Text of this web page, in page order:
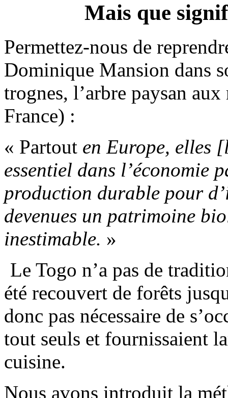
Mais que
Permettez-nous de
Dominique Mansion dans
trognes, l’arbre paysan
France) :
« Partout en Europe, elles
essentiel dans l’économie
production durable pour
devenues un patrimoine
inestimable. »
Le Togo n’a pas de
été recouvert de forêts
donc pas nécessaire de
tout seuls et fournissaient
cuisine.
Nous avons introduit la